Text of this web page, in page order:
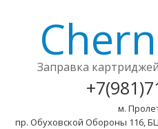
Заправка
м.
пр. Обуховской Обороны 116,